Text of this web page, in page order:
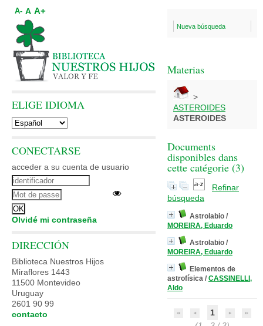
Nueva búsqueda
Materias
>
ASTEROIDES
ASTEROIDES
Documents
disponibles dans
cette catégorie (3)
Refinar
búsqueda
Astrolabio /
MOREIRA, Eduardo
Astrolabio /
MOREIRA, Eduardo
Elementos de
astrofísica / CASSINELLI,
Aldo
1
A- A A+
ELIGE IDIOMA
CONECTARSE
acceder a su cuenta de usuario
Olvidé mi contraseña
DIRECCIÓN
Biblioteca Nuestros Hijos
Miraflores 1443
11500 Montevideo
Uruguay
2601 90 99
contacto